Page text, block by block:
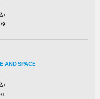
)
9
AND SPACE
)
1